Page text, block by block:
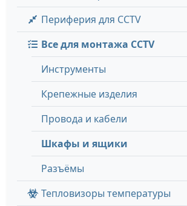
Периферия для CCTV
Все для монтажа CCTV
Инструменты
Крепежные изделия
Провода и кабели
Шкафы и ящики
Разъёмы
Тепловизоры температуры